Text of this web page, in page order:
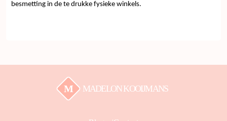
besmetting in de te drukke fysieke winkels.
M MADELON KOOIJMANS